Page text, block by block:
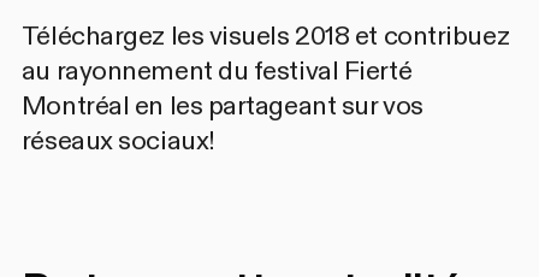
Téléchargez les visuels 2018 et contribuez
au rayonnement du festival Fierté
Montréal en les partageant sur vos
réseaux sociaux!